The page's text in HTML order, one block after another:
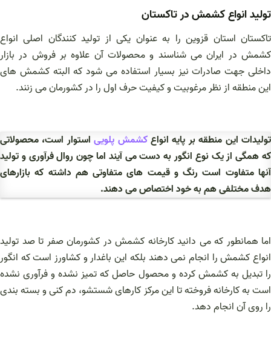
تولید انواع کشمش در تاکستان
تاکستان استان قزوین را به عنوان یکی از تولید کنندگان اصلی انواع
کشمش در ایران می شناسند و محصولات آن علاوه بر فروش در بازار
داخلی جهت صادرات نیز بسیار استفاده می‌ شود که البته کشمش های
این منطقه از نظر مرغوبیت و کیفیت حرف اول را در کشورمان می زنند.
تولیدات این منطقه بر پایه انواعکشمش پلوییاستوار است، محصولاتی
که همگی از یک نوع انگور به دست می‌ آیند اما چون روال فرآوری و تولید
آنها متفاوت است رنگ و قیمت های متفاوتی هم داشته که بازارهای
هدف مختلفی هم به خود اختصاص می‌ دهند.
اما همانطور که می دانید کارخانه کشمش در کشورمان صفر تا صد تولید
انواع کشمش را انجام نمی‌ دهند بلکه این باغدار و کشاورز است که انگور
را تبدیل به کشمش کرده و محصول حاصل که تمیز نشده و فرآوری نشده
است به کارخانه فروخته تا این مرکز کارهای شستشو، دم کنی و بسته بندی
را روی آن انجام دهد.